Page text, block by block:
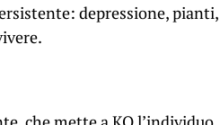
depressione, pianti,